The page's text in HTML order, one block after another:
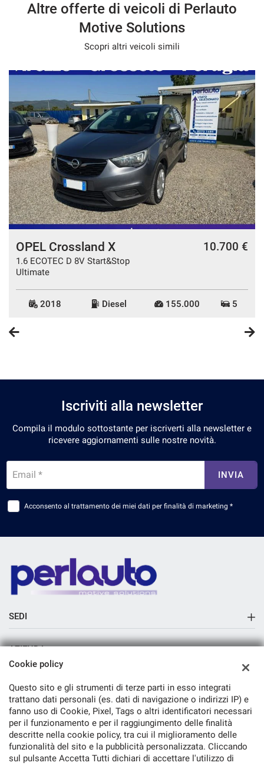
Altre offerte di veicoli di Perlauto
Motive Solutions
Scopri altri veicoli simili
OPEL Crossland X
1.6 ECOTEC D 8V Start&Stop
Ultimate
10.700 €
2018 Diesel 155.000 5
Iscriviti alla newsletter
Compila il modulo sottostante per iscriverti alla newsletter e
ricevere aggiornamenti sulle nostre novità.
Email * INVIA
Acconsento al trattamento dei miei dati per finalità di marketing *
SEDI
AZIENDA
Contatti
TORNA IN CIMA
Cookie policy
Questo sito e gli strumenti di terze parti in esso integrati
trattano dati personali (es. dati di navigazione o indirizzi IP) e
fanno uso di Cookie, Pixel, Tags o altri identificatori necessari
per il funzionamento e per il raggiungimento delle finalità
descritte nella cookie policy, tra cui il miglioramento delle
funzionalità del sito e la pubblicità personalizzata. Cliccando
sul pulsante Accetta Tutti dichiari di accettare l'utilizzo di